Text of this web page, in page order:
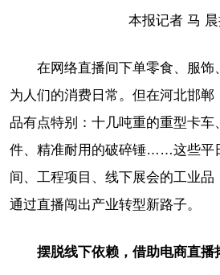
本报记者 马
在网络直播间下单零食、服饰
为人们的消费日常。但在河北邯郸
品有点特别：十几吨重的重型卡车
件、精准耐用的破碎锤……这些平
间、工程项目、线下展会的工业品
通过直播闯出产业转型新路子。
摆脱线下依赖，借助电商直播